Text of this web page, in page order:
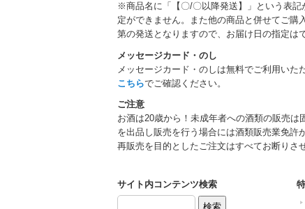
※商品名に「【〇/〇以降発送】」という表
定ができません。また他の商品と併せてご購
第の発送となりますので、お届け日の指定は
メッセージカード・のし
メッセージカード・のしは無料でご利用いた
こちらでご確認ください。
ご注意
お酒は20歳から！未成年者への酒類の販売
を出品し販売を行う場合には酒類販売業免許
再販売を目的としたご注文はすべてお断りさ
サイト内コンテンツ検索